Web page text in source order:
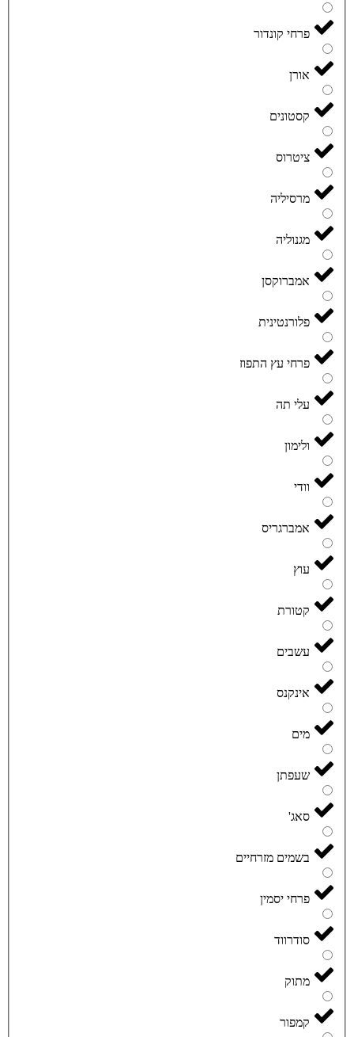
פרחי קונדור
אורן
קסטונים
ציטרוס
מרסיליה
מגנוליה
אמברוקסן
פלורנטינית
פרחי עץ התפוז
עלי תה
ולימון
וודי
אמברגריס
עוץ
קטורת
עשבים
אינקנס
מים
שעפתן
סאג'
בשמים מזרחיים
פרחי יסמין
סודרווד
מתוק
קמפור